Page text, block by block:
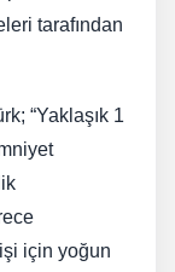
tarafından
“Yaklaşık 1
için yoğun